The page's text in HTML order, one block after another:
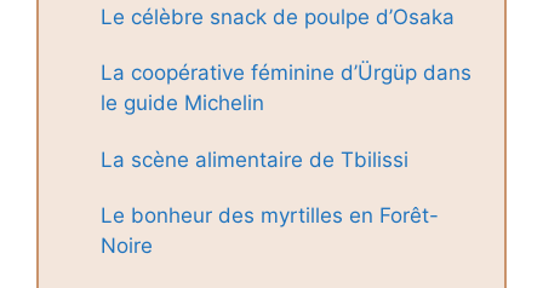
Le célèbre snack de poulpe d’Osaka
La coopérative féminine d’Ürgüp dans
le guide Michelin
La scène alimentaire de Tbilissi
Le bonheur des myrtilles en Forêt-
Noire